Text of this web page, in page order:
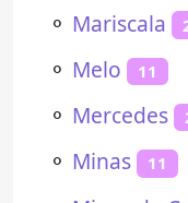
⚬ Mariscala
⚬ Melo 11
⚬ Mercedes
⚬ Minas 11